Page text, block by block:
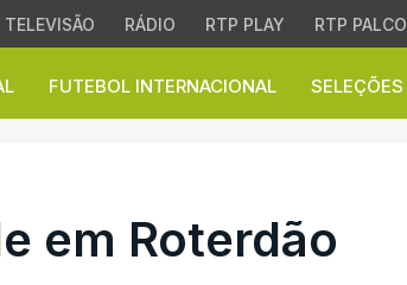
TELEVISÃO RÁDIO RTP PLAY RTP PALCO
FUTEBOL INTERNACIONAL SELEÇÕES
em Roterdão